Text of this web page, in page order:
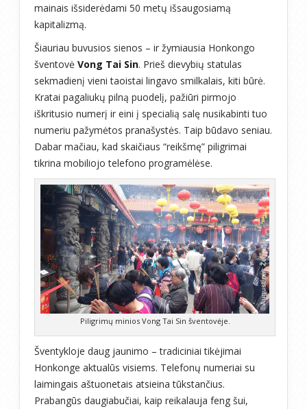
mainais išsiderėdami 50 metų išsaugosiamą
kapitalizmą.
Šiauriau buvusios sienos – ir žymiausia Honkongo
šventovė Vong Tai Sin. Prieš dievybių statulas
sekmadienį vieni taoistai lingavo smilkalais, kiti būrė.
Kratai pagaliukų pilną puodelį, pažiūri pirmojo
iškritusio numerį ir eini į specialią salę nusikabinti tuo
numeriu pažymėtos pranašystės. Taip būdavo seniau.
Dabar mačiau, kad skaičiaus “reikšmę” piligrimai
tikrina mobiliojo telefono programėlėse.
Piligrimų minios Vong Tai Sin šventovėje.
Šventykloje daug jaunimo – tradiciniai tikėjimai
Honkonge aktualūs visiems. Telefonų numeriai su
laimingais aštuonetais atsieina tūkstančius.
Prabangūs daugiabučiai, kaip reikalauja feng šui,